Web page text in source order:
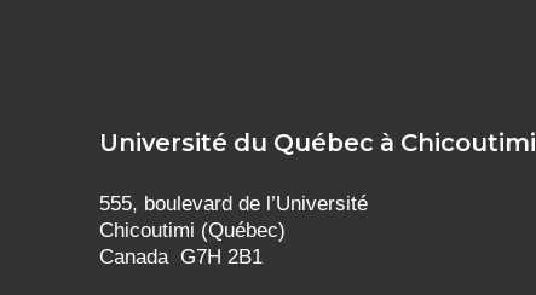
Université du Québec à Chicoutimi
555, boulevard de l’Université
Chicoutimi (Québec)
Canada G7H 2B1